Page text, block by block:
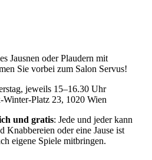
Jausnen oder Plaudern mit
Sie vorbei zum Salon Servus!
jeweils 15–16.30 Uhr
Platz 23, 1020 Wien
und gratis: Jede und jeder kann
Knabbereien oder eine Jause ist
eigene Spiele mitbringen.